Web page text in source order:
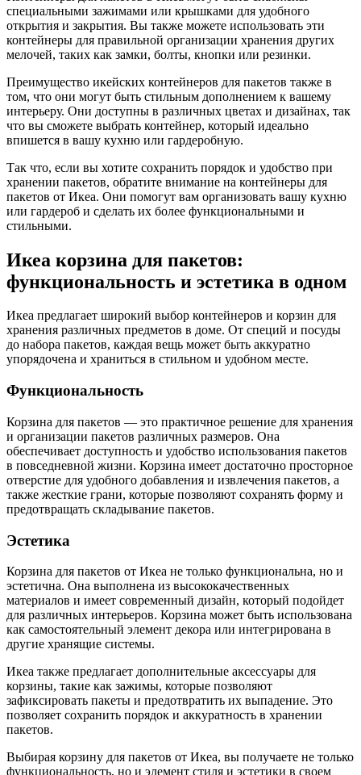
специальными зажимами или крышками для удобного
открытия и закрытия. Вы также можете использовать эти
контейнеры для правильной организации хранения других
мелочей, таких как замки, болты, кнопки или резинки.
Преимущество икейских контейнеров для пакетов также в
том, что они могут быть стильным дополнением к вашему
интерьеру. Они доступны в различных цветах и дизайнах, так
что вы сможете выбрать контейнер, который идеально
впишется в вашу кухню или гардеробную.
Так что, если вы хотите сохранить порядок и удобство при
хранении пакетов, обратите внимание на контейнеры для
пакетов от Икеа. Они помогут вам организовать вашу кухню
или гардероб и сделать их более функциональными и
стильными.
Икеа корзина для пакетов:
функциональность и эстетика в одном
Икеа предлагает широкий выбор контейнеров и корзин для
хранения различных предметов в доме. От специй и посуды
до набора пакетов, каждая вещь может быть аккуратно
упорядочена и храниться в стильном и удобном месте.
Функциональность
Корзина для пакетов — это практичное решение для хранения
и организации пакетов различных размеров. Она
обеспечивает доступность и удобство использования пакетов
в повседневной жизни. Корзина имеет достаточно просторное
отверстие для удобного добавления и извлечения пакетов, а
также жесткие грани, которые позволяют сохранять форму и
предотвращать складывание пакетов.
Эстетика
Корзина для пакетов от Икеа не только функциональна, но и
эстетична. Она выполнена из высококачественных
материалов и имеет современный дизайн, который подойдет
для различных интерьеров. Корзина может быть использована
как самостоятельный элемент декора или интегрирована в
другие хранящие системы.
Икеа также предлагает дополнительные аксессуары для
корзины, такие как зажимы, которые позволяют
зафиксировать пакеты и предотвратить их выпадение. Это
позволяет сохранить порядок и аккуратность в хранении
пакетов.
Выбирая корзину для пакетов от Икеа, вы получаете не только
функциональность, но и элемент стиля и эстетики в своем